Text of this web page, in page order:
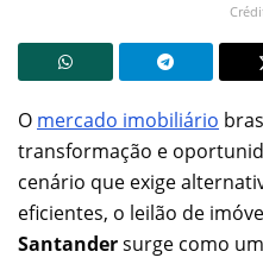
O mercado imobiliário
transformação e
cenário que exige
eficientes, o leilão de
Santandersurge como